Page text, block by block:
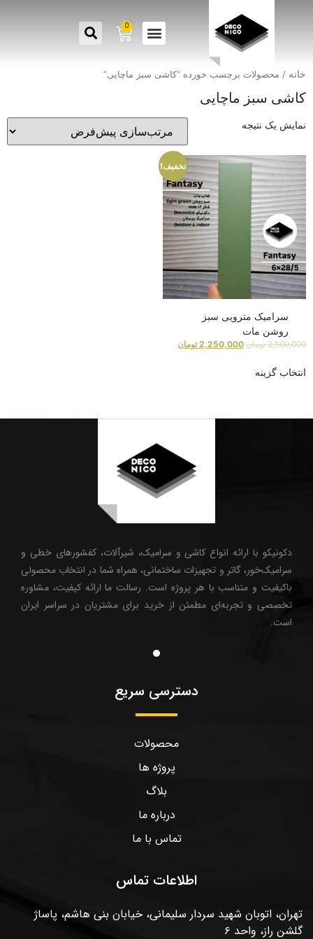
0
خانه / محصولات برچسب خورده “کاشی سبز ماچایی”
کاشی سبز ماچایی
نمایش یک نتیجه
تخفیف!
سرامیک مترویی سبز
روشن مات
2,500,000 تومان 2,250,000 تومان
انتخاب گزینه
دکونیکو با ارائه انواع کاشی و سرامیک، شیرآلات، کفشورهای خطی و
سرامیک‌خور، گاتر و تجهیزات ساختمانی، همراه شما در انتخاب محصولی
باکیفیت و متناسب با هر پروژه است. رسالت ما ارائه کیفیت، مشاوره
تخصصی و تجربه‌ای مطمئن از خرید برای مشتریان در سراسر ایران
است.
دسترسی سریع
محصولات
پروژه ها
بلاگ
درباره ما
تماس با ما
اطلاعات تماس
تهران، اتوبان شهید سردار سلیمانی، خیابان بنی هاشم، پاساژ
گلشن راز، واحد ۶